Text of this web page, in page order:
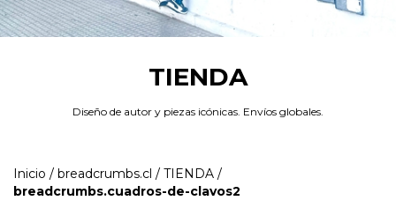
TIENDA
Diseño de autor y piezas icónicas. Envíos globales.
Inicio / breadcrumbs.cl / TIENDA /
breadcrumbs.cuadros-de-clavos2